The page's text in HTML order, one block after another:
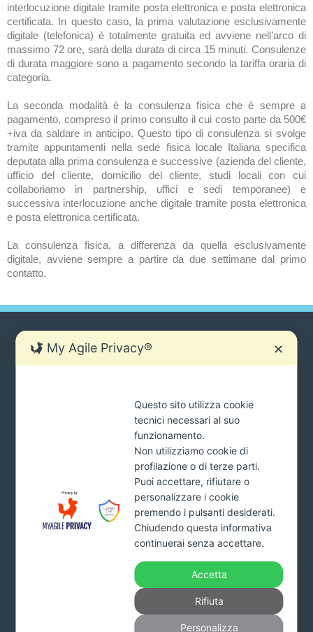
interlocuzione digitale tramite posta elettronica e posta elettronica
certificata. In questo caso, la prima valutazione esclusivamente
digitale (telefonica) è totalmente gratuita ed avviene nell’arco di
massimo 72 ore, sarà della durata di circa 15 minuti. Consulenze
di durata maggiore sono a pagamento secondo la tariffa oraria di
categoria.
La seconda modalità è la consulenza fisica che è sempre a
pagamento, compreso il primo consulto il cui costo parte da 500€
+iva da saldare in anticipo. Questo tipo di consulenza si svolge
tramite appuntamenti nella sede fisica locale Italiana specifica
deputata alla prima consulenza e successive (azienda del cliente,
ufficio del cliente, domicilio del cliente, studi locali con cui
collaboriamo in partnership, uffici e sedi temporanee) e
successiva interlocuzione anche digitale tramite posta elettronica
e posta elettronica certificata.
La consulenza fisica, a differenza da quella esclusivamente
digitale, avviene sempre a partire da due settimane dal primo
contatto.
Ci sono molti modi per contattarci
*Cliccando il pulsante INVIA acconsenti al trattamento dei tuoi
dati e dichiari di aver preso visione dellaPrivacy Policy
Addiopignoramenti.it
Studio Monardo & Partners s.r.l.
Viale Affaccio n. 95 – 89900 Vibo Valentia
Part. Iva. 03993160799 – Numero REA VV-227578 –
Capitale sociale 10.000 euro interamente versato
My Agile Privacy® ✕
Questo sito utilizza cookie
tecnici necessari al suo
funzionamento.
Non utilizziamo cookie di
profilazione o di terze parti.
Puoi accettare, rifiutare o
personalizzare i cookie
premendo i pulsanti desiderati.
Chiudendo questa informativa
continuerai senza accettare.
Accetta
Rifiuta
Personalizza